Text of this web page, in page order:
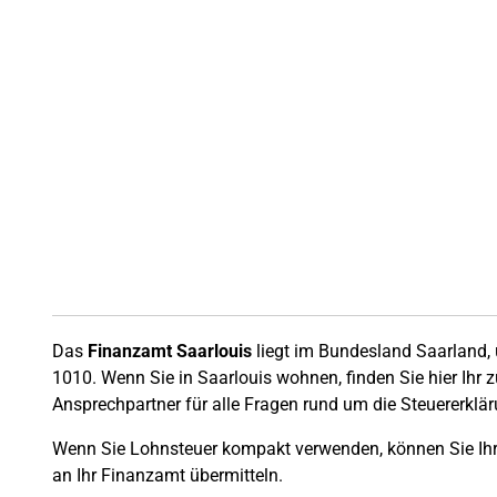
Das Finanzamt Saarlouis liegt im Bundesland
1010. Wenn Sie in Saarlouis wohnen, finden Sie hier
Ansprechpartner für alle Fragen rund um die
Wenn Sie Lohnsteuer kompakt verwenden, können Sie
an Ihr Finanzamt übermitteln.